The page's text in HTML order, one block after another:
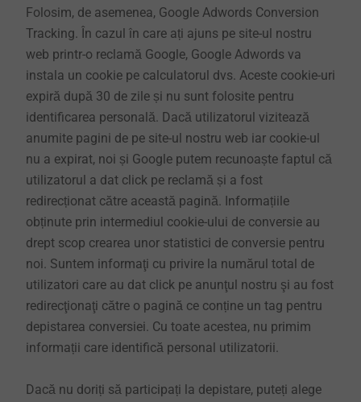
Folosim, de asemenea, Google Adwords Conversion
Tracking. În cazul în care ați ajuns pe site-ul nostru
web printr-o reclamă Google, Google Adwords va
instala un cookie pe calculatorul dvs. Aceste cookie-uri
expiră după 30 de zile și nu sunt folosite pentru
identificarea personală. Dacă utilizatorul vizitează
anumite pagini de pe site-ul nostru web iar cookie-ul
nu a expirat, noi și Google putem recunoaște faptul că
utilizatorul a dat click pe reclamă și a fost
redirecționat către această pagină. Informațiile
obținute prin intermediul cookie-ului de conversie au
drept scop crearea unor statistici de conversie pentru
noi. Suntem informaţi cu privire la numărul total de
utilizatori care au dat click pe anunţul nostru şi au fost
redirecţionaţi către o pagină ce conține un tag pentru
depistarea conversiei. Cu toate acestea, nu primim
informații care identifică personal utilizatorii.
Dacă nu doriți să participați la depistare, puteți alege